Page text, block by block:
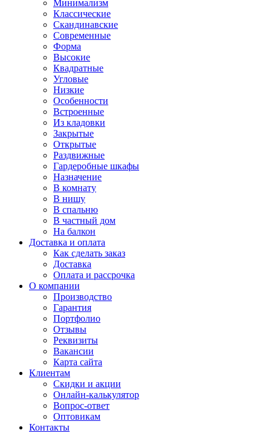
Минимализм
Классические
Скандинавские
Современные
Форма
Высокие
Квадратные
Угловые
Низкие
Особенности
Встроенные
Из кладовки
Закрытые
Открытые
Раздвижные
Гардеробные шкафы
Назначение
В комнату
В нишу
В спальню
В частный дом
На балкон
Доставка и оплата
Как сделать заказ
Доставка
Оплата и рассрочка
О компании
Производство
Гарантия
Портфолио
Отзывы
Реквизиты
Вакансии
Карта сайта
Клиентам
Скидки и акции
Онлайн-калькулятор
Вопрос-ответ
Оптовикам
Контакты